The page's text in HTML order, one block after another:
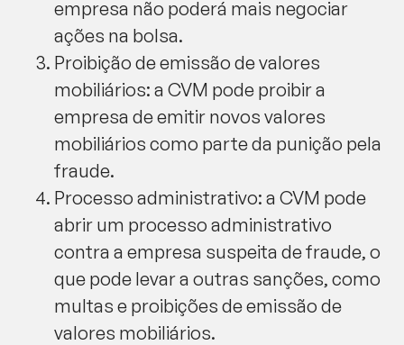
empresa não poderá mais negociar
ações na bolsa.
Proibição de emissão de valores
mobiliários: a CVM pode proibir a
empresa de emitir novos valores
mobiliários como parte da punição pela
fraude.
Processo administrativo: a CVM pode
abrir um processo administrativo
contra a empresa suspeita de fraude, o
que pode levar a outras sanções, como
multas e proibições de emissão de
valores mobiliários.